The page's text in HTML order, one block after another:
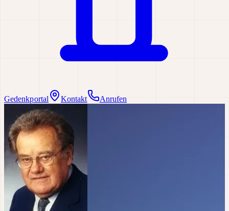
Gedenkportal Kontakt Anrufen